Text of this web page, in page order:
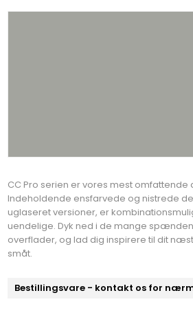
CC Pro serien er vores mest omfattende
Indeholdende ensfarvede og nistrede
uglaseret versioner, er
uendelige. Dyk ned i de mange
overflader, og lad dig inspirere til dit
småt.
Bestillingsvare - kontakt os for